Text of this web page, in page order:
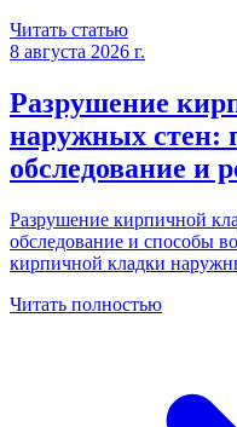
Читать статью
8 августа 2026 г.
Разрушение
наружных стен:
обследование и
Разрушение кирпичной
обследование и способы
кирпичной кладки
Читать полностью